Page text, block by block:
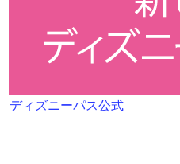
ディズニーパス公式